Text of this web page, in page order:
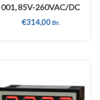
001, 85V-260VAC/DC
€314,00 Br.